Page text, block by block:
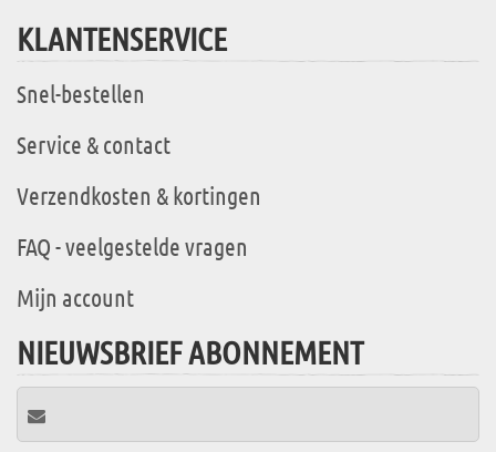
KLANTENSERVICE
Snel-bestellen
Service & contact
Verzendkosten & kortingen
FAQ - veelgestelde vragen
Mijn account
NIEUWSBRIEF ABONNEMENT